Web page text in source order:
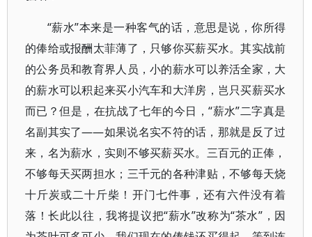
“薪水”本来是一种客气的话，意思是说，你所得
的俸给或报酬太菲薄了，只够你买薪买水。其实战前
的公务员和教育界人员，小的薪水可以养活全家，大
的薪水可以积起来买小汽车和大洋房，岂只买薪买水
而已？但是，在抗战了七年的今日，“薪水”二字真是
名副其实了——如果说名实不符的话，那就是反了过
来，名为薪水，实则不够买薪买水。三百元的正俸，
不够每天买两担水；三千元的各种津贴，不够每天烧
十斤炭或二十斤柴！开门七件事，还有六件没有着
落！长此以往，我将提议把“薪水”改称为“茶水”，因